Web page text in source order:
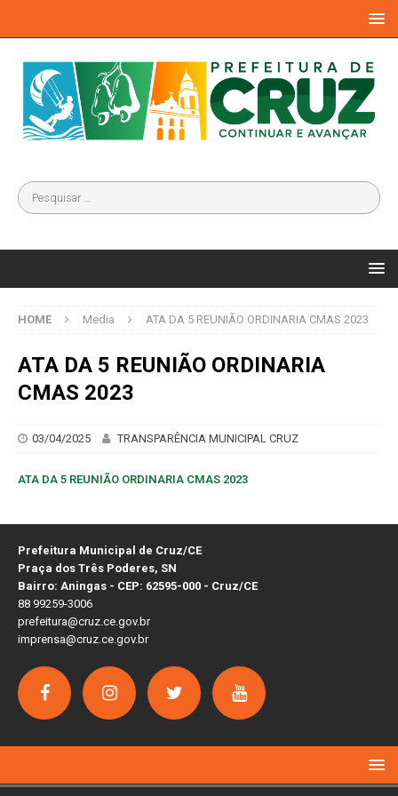
HOME Media ATA DA 5 REUNIÃO ORDINARIA CMAS 2023
ATA DA 5 REUNIÃO ORDINARIA
CMAS 2023
03/04/2025 TRANSPARÊNCIA MUNICIPAL CRUZ
ATA DA 5 REUNIÃO ORDINARIA CMAS 2023
Prefeitura Municipal de Cruz/CE
Praça dos Três Poderes, SN
Bairro: Aningas - CEP: 62595-000 - Cruz/CE
88 99259-3006
prefeitura@cruz.ce.gov.br
imprensa@cruz.ce.gov.br